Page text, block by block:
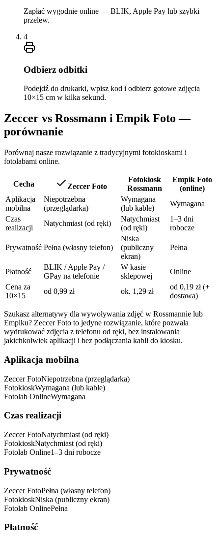
Zapłać wygodnie online — BLIK, Apple Pay lub szybki
przelew.
4
Odbierz odbitki
Podejdź do drukarki, wpisz kod i odbierz gotowe zdjęcia
10×15 cm w kilka sekund.
Zeccer vs Rossmann i Empik Foto —
porównanie
Porównaj nasze rozwiązanie z tradycyjnymi fotokioskami i
fotolabami online.
Cecha Zeccer Foto
Fotokiosk
Rossmann
Empik Foto
(online)
Aplikacja
mobilna
Niepotrzebna
(przeglądarka)
Wymagana
(lub kable)
Wymagana
Czas
realizacji
Natychmiast (od ręki)
Natychmiast
(od ręki)
1–3 dni
robocze
Prywatność Pełna (własny telefon)
Niska
(publiczny
ekran)
Pełna
Płatność
BLIK / Apple Pay /
GPay na telefonie
W kasie
sklepowej
Online
Cena za
10×15
od 0,99 zł ok. 1,29 zł
od 0,19 zł (+
dostawa)
Szukasz alternatywy dla wywoływania zdjęć w Rossmannie lub
Empiku? Zeccer Foto to jedyne rozwiązanie, które pozwala
wydrukować zdjęcia z telefonu od ręki, bez instalowania
jakichkolwiek aplikacji i bez podłączania kabli do kiosku.
Aplikacja mobilna
Zeccer FotoNiepotrzebna (przeglądarka)
FotokioskWymagana (lub kable)
Fotolab OnlineWymagana
Czas realizacji
Zeccer FotoNatychmiast (od ręki)
FotokioskNatychmiast (od ręki)
Fotolab Online1–3 dni robocze
Prywatność
Zeccer FotoPełna (własny telefon)
FotokioskNiska (publiczny ekran)
Fotolab OnlinePełna
Płatność